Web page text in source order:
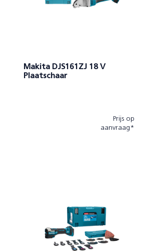
Makita DJS161ZJ 18 V
Plaatschaar
Prijs op
aanvraag*